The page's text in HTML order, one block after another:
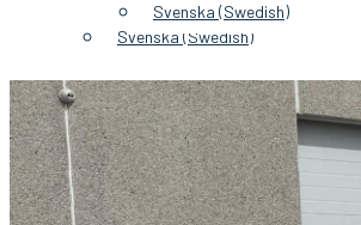
Svenska (Swedish)
Svenska (Swedish)